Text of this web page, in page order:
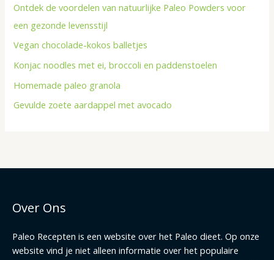
Ontdek de voordelen van natuurlijke Paleo Powders voor
een gezonde levensstijl
Vegan chocolade-kokos balletjes
Konjac noodles met ei, broccoli en paddenstoelen
Homemade paleo granola
Gevulde zoete aardappel met avocado
Over Ons
Paleo Recepten is een website over het Paleo dieet. Op onze
website vind je niet alleen informatie over het populaire